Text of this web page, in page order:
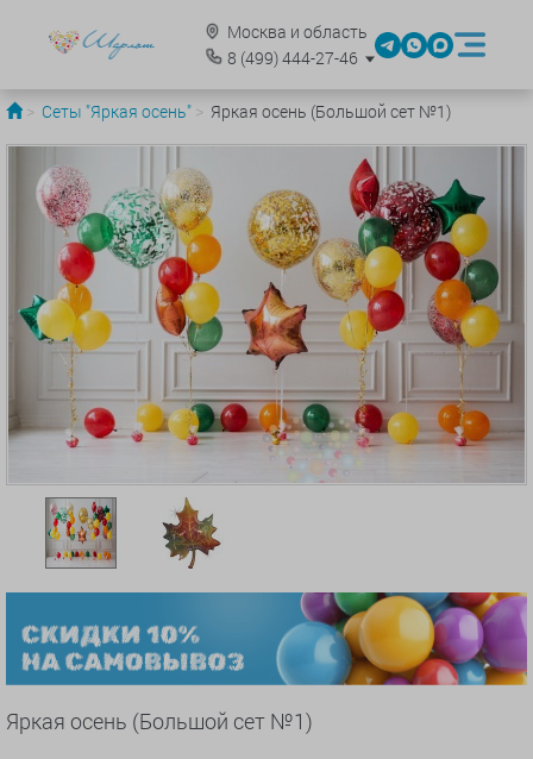
Москва и область
8 (499)444-27-46
Сеты "Яркая осень" Яркая осень (Большой сет №1)
Яркая осень (Большой сет №1)